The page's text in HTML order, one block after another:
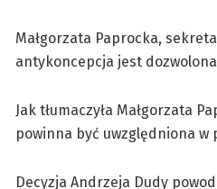
Małgorzata Paprocka,
antykoncepcja jest
Jak tłumaczyła Małgorzata
powinna być uwzględniona
Decyzja Andrzeja Dudy